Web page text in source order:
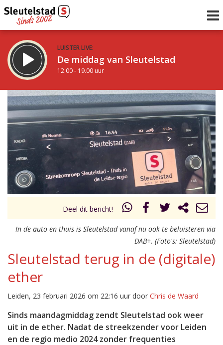
LUISTER LIVE:
De middag van Sleutelstad
12.00 - 19.00 uur
STRAKS:
De avond van Sleutelstad
19.00 - 22.00 uur
Vorig uur
uur 1 van 0 Volgend uur
Deel dit bericht!
In de auto en thuis is Sleutelstad vanaf nu ook te beluisteren via
DAB+. (Foto's: Sleutelstad)
Sleutelstad terug in de (digitale)
ether
Leiden, 23 februari 2026 om 22:16 uur door Chris de Waard
Sinds maandagmiddag zendt Sleutelstad ook weer
uit in de ether. Nadat de streekzender voor Leiden
en de regio medio 2024 zonder frequenties